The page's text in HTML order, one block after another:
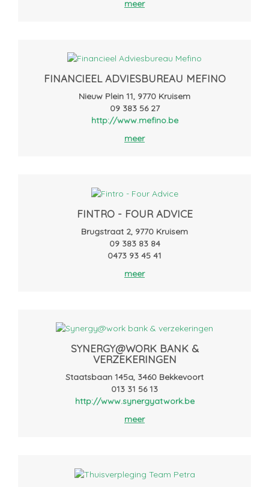
meer
FINANCIEEL ADVIESBUREAU MEFINO
Nieuw Plein 11, 9770 Kruisem
09 383 56 27
http://www.mefino.be
meer
FINTRO - FOUR ADVICE
Brugstraat 2, 9770 Kruisem
09 383 83 84
0473 93 45 41
meer
SYNERGY@WORK BANK &
VERZEKERINGEN
Staatsbaan 145a, 3460 Bekkevoort
013 31 56 13
http://www.synergyatwork.be
meer